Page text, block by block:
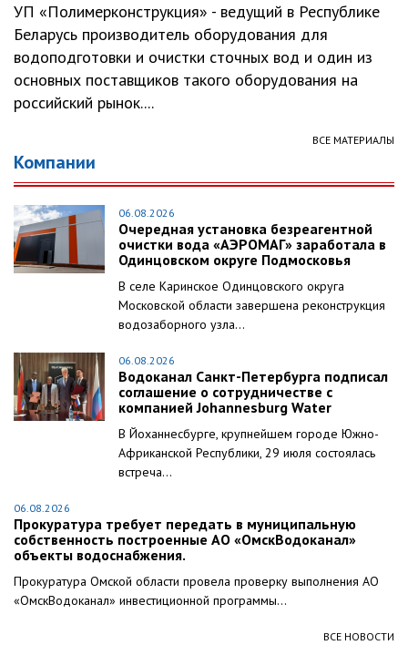
УП «Полимерконструкция» - ведущий в Республике
Беларусь производитель оборудования для
водоподготовки и очистки сточных вод и один из
основных поставщиков такого оборудования на
российский рынок....
ВСЕ МАТЕРИАЛЫ
Компании
06.08.2026
Очередная установка безреагентной
очистки вода «АЭРОМАГ» заработала в
Одинцовском округе Подмосковья
В селе Каринское Одинцовского округа
Московской области завершена реконструкция
водозаборного узла...
06.08.2026
Водоканал Санкт-Петербурга подписал
соглашение о сотрудничестве с
компанией Johannesburg Water
В Йоханнесбурге, крупнейшем городе Южно-
Африканской Республики, 29 июля состоялась
встреча...
06.08.2026
Прокуратура требует передать в муниципальную
собственность построенные АО «ОмскВодоканал»
объекты водоснабжения.
Прокуратура Омской области провела проверку выполнения АО
«ОмскВодоканал» инвестиционной программы...
ВСЕ НОВОСТИ